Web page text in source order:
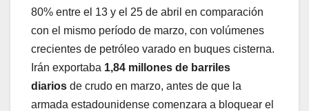
80% entre el 13 y el 25 de abril en comparación
con el mismo período de marzo, con volúmenes
crecientes de petróleo varado en buques cisterna.
Irán exportaba 1,84 millones de barriles
diarios de crudo en marzo, antes de que la
armada estadounidense comenzara a bloquear el